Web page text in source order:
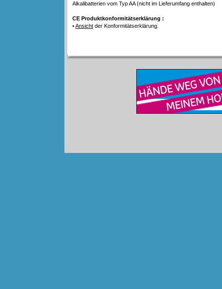
Alkalibatterien vom Typ AA (nicht im Lieferumfang enthalten)
CE Produktkonformitätserklärung :
•Ansicht der Konformitätserklärung.